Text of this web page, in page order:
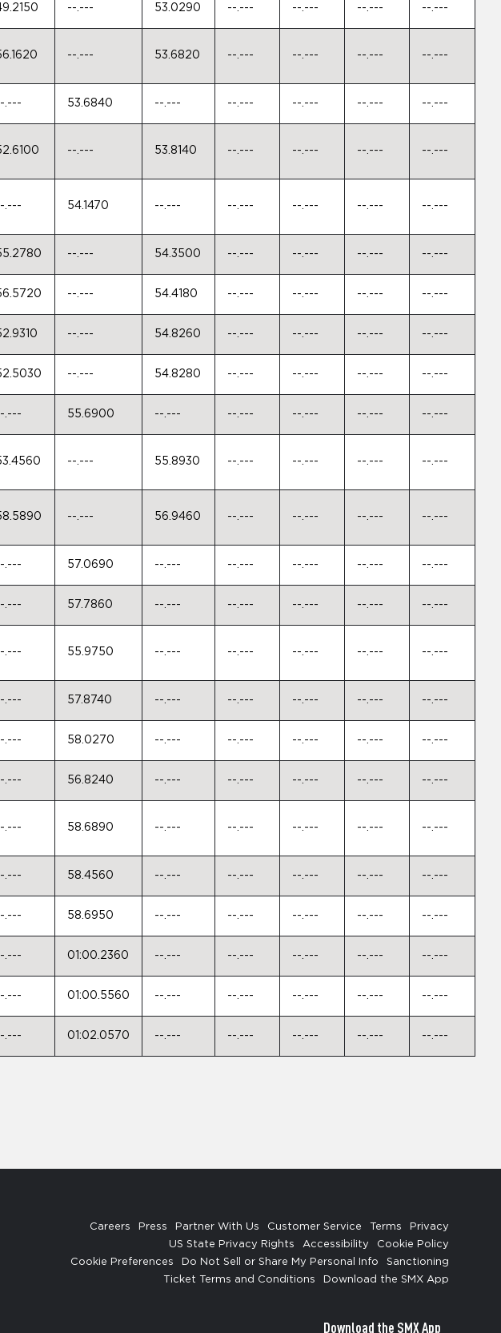
--.--- 53.0290 --.--- --.--- --.--- --.---
--.--- 53.6820 --.--- --.--- --.--- --.---
.--- 53.6840 --.--- --.--- --.--- --.--- --.---
--.--- 53.8140 --.--- --.--- --.--- --.---
.--- 54.1470 --.--- --.--- --.--- --.--- --.---
--.--- 54.3500 --.--- --.--- --.--- --.---
--.--- 54.4180 --.--- --.--- --.--- --.---
--.--- 54.8260 --.--- --.--- --.--- --.---
--.--- 54.8280 --.--- --.--- --.--- --.---
.--- 55.6900 --.--- --.--- --.--- --.--- --.---
--.--- 55.8930 --.--- --.--- --.--- --.---
--.--- 56.9460 --.--- --.--- --.--- --.---
.--- 57.0690 --.--- --.--- --.--- --.--- --.---
.--- 57.7860 --.--- --.--- --.--- --.--- --.---
.--- 55.9750 --.--- --.--- --.--- --.--- --.---
.--- 57.8740 --.--- --.--- --.--- --.--- --.---
.--- 58.0270 --.--- --.--- --.--- --.--- --.---
.--- 56.8240 --.--- --.--- --.--- --.--- --.---
.--- 58.6890 --.--- --.--- --.--- --.--- --.---
.--- 58.4560 --.--- --.--- --.--- --.--- --.---
.--- 58.6950 --.--- --.--- --.--- --.--- --.---
.--- 01:00.2360 --.--- --.--- --.--- --.--- --.---
.--- 01:00.5560 --.--- --.--- --.--- --.--- --.---
.--- 01:02.0570 --.--- --.--- --.--- --.--- --.---
Careers Press Partner With Us Customer Service Terms
Privacy
US State Privacy Rights
Accessibility
Cookie Policy
Cookie Preferences
Do Not Sell or Share My Personal Info
Sanctioning
Ticket Terms and Conditions
Download the SMX App
Download the SMX App